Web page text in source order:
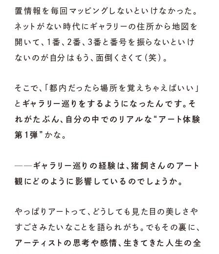
置情報を毎回マッピングしないといけなかった。
ネットがない時代にギャラリーの住所から地図を
開いて、1番、2番、3番と番号を振らないといけ
ないのが自分はもう、面倒くさくて（笑）。
そこで、「都内だったら場所を覚えちゃえばいい」
と ギャラリー巡りをするようになったんです。そ
れがたぶん、自分の中でのリアルな“アート体験
第1弾” かな。
──ギャラリー巡りの経験は、猪飼さんのアート
観にどのように影響しているのでしょうか。
やっぱりアートって、どうしても見た目の美しさや
すごさみたいなことを語られがち。でもその裏に、
アーティストの思考や感情、生きてきた人生の全